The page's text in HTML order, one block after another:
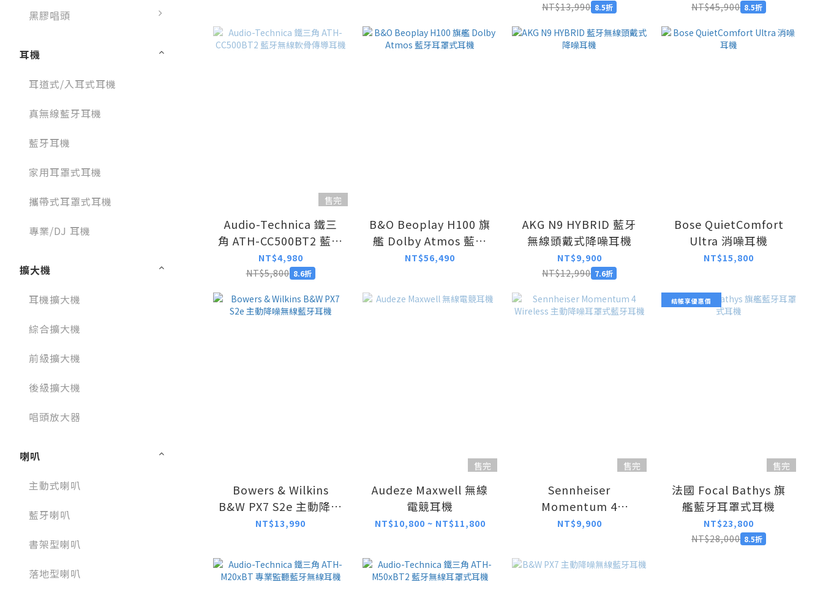
黑膠唱頭
耳機
耳道式/入耳式耳機
真無線藍牙耳機
藍牙耳機
家用耳罩式耳機
攜帶式耳罩式耳機
專業/DJ 耳機
擴大機
耳機擴大機
綜合擴大機
前級擴大機
後級擴大機
唱頭放大器
喇叭
主動式喇叭
藍牙喇叭
書架型喇叭
落地型喇叭
NT$13,990 8.5折
NT$45,900 8.5折
售完
Audio-Technica 鐵三
角 ATH-CC500BT2 藍牙
無線軟骨傳導耳機
NT$4,980
NT$5,800 8.6折
B&O Beoplay H100 旗
艦 Dolby Atmos 藍牙
耳罩式耳機
NT$56,490
AKG N9 HYBRID 藍牙
無線頭戴式降噪耳機
NT$9,900
NT$12,990 7.6折
Bose QuietComfort
Ultra 消噪耳機
NT$15,800
Bowers & Wilkins
B&W PX7 S2e 主動降噪
無線藍牙耳機
NT$13,990
售完
Audeze Maxwell 無線
電競耳機
NT$10,800 ~ NT$11,800
售完
Sennheiser
Momentum 4
Wireless 主動降噪耳罩
NT$9,900
結帳享優惠價
售完
法國 Focal Bathys 旗
艦藍牙耳罩式耳機
NT$23,800
NT$28,000 8.5折